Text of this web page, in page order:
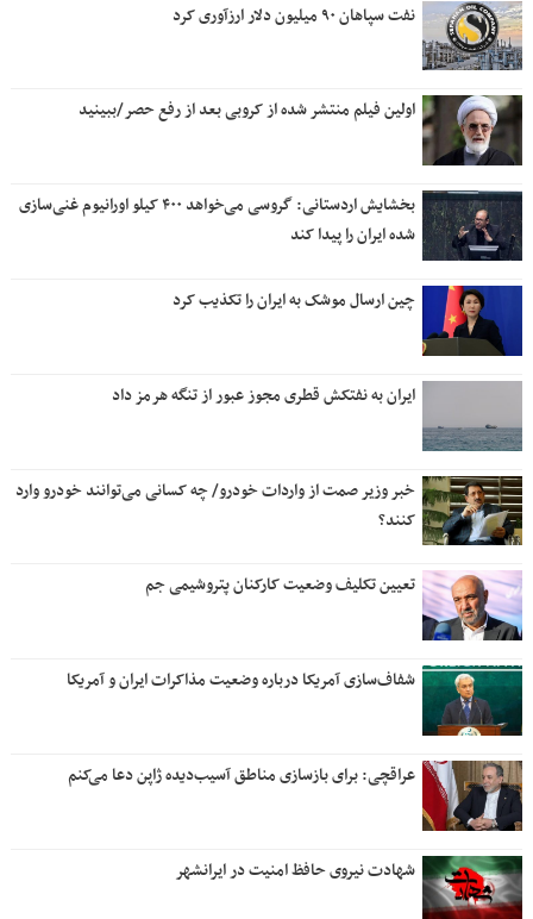
نفت سپاهان ۹۰ میلیون دلار ارزآوری کرد
اولین فیلم منتشر شده از کروبی بعد از رفع حصر/ببینید
بخشایش اردستانی: گروسی می‌خواهد ۴۰۰ کیلو اورانیوم غنی‌سازی
شده ایران را پیدا کند
چین ارسال موشک به ایران را تکذیب کرد
ایران به نفتکش قطری مجوز عبور از تنگه هرمز داد
خبر وزیر صمت از واردات خودرو/ چه کسانی می‌توانند خودرو وارد
کنند؟
تعیین تکلیف وضعیت کارکنان پتروشیمی جم
شفاف‌سازی آمریکا درباره وضعیت مذاکرات ایران و آمریکا
عراقچی: برای بازسازی مناطق آسیب‌دیده ژاپن دعا می‌کنم
شهادت نیروی حافظ امنیت در ایرانشهر